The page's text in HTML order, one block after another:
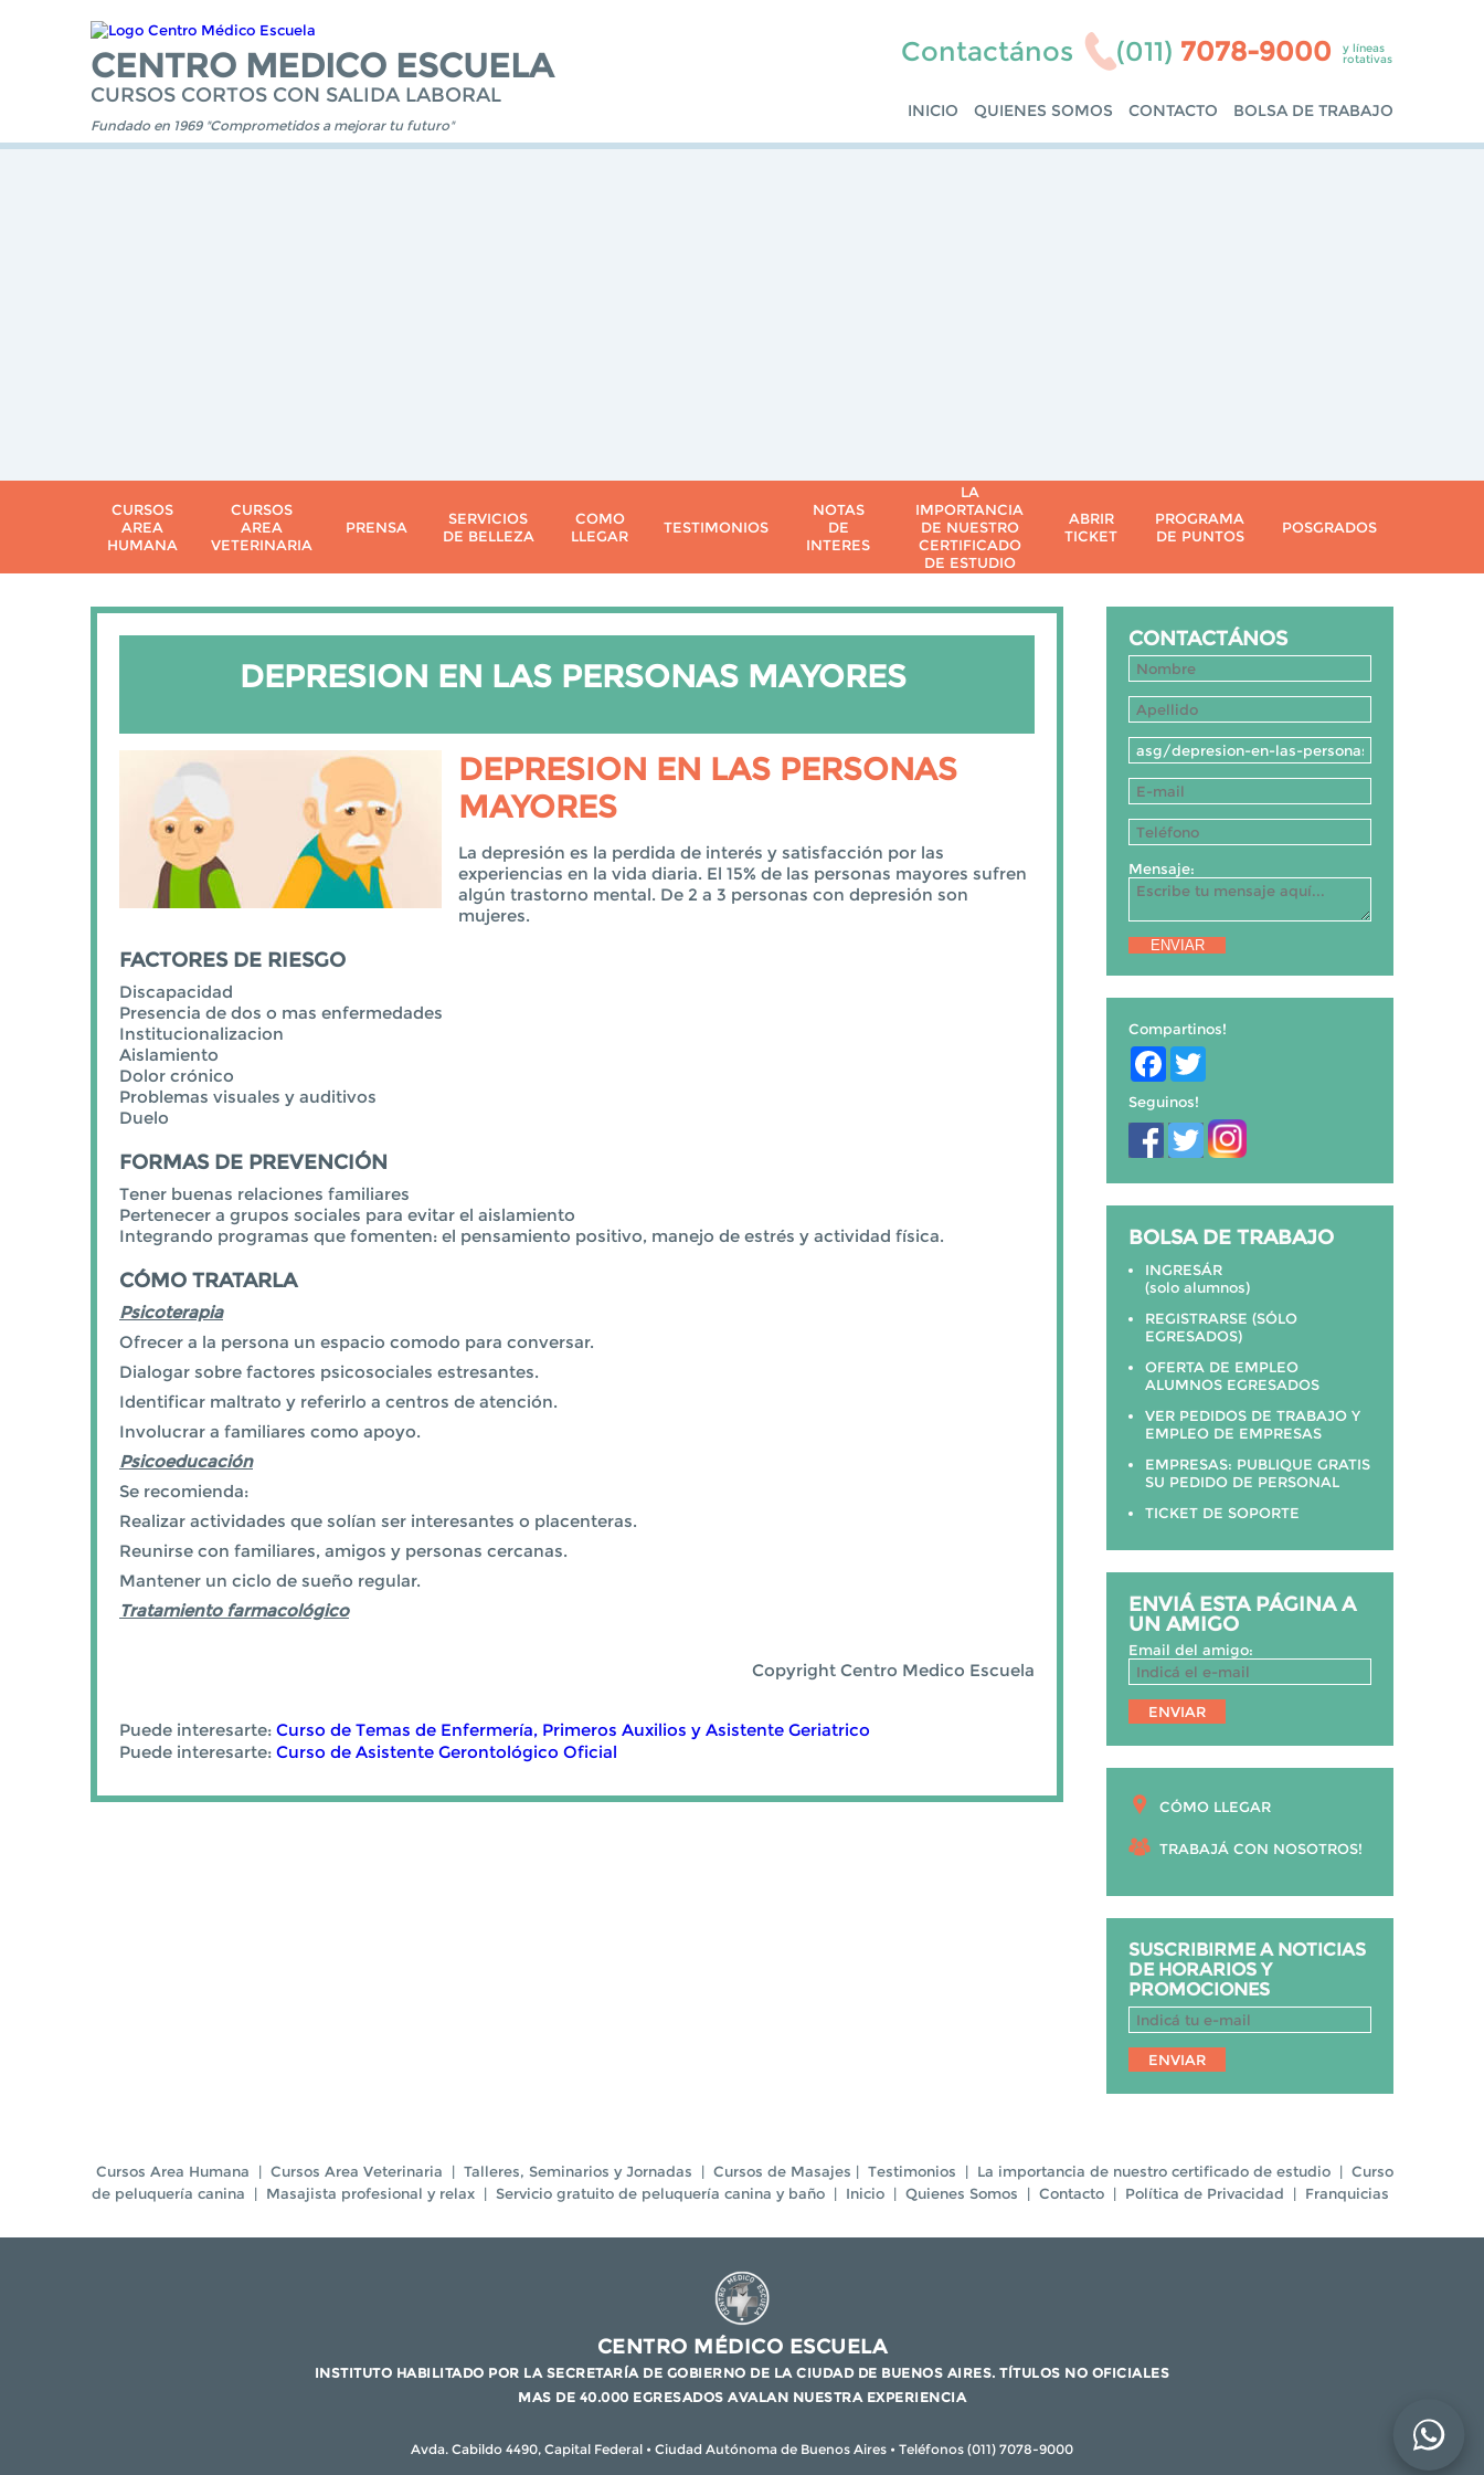
CENTRO MEDICO ESCUELA
CURSOS CORTOS CON SALIDA LABORAL
Fundado en 1969 "Comprometidos a mejorar tu futuro"
Contactános (011) 7078-9000 y líneas
rotativas
INICIO QUIENES SOMOS CONTACTO BOLSA DE TRABAJO
CURSOS
AREA
HUMANA
CURSOS
AREA
VETERINARIA
PRENSA
SERVICIOS
DE BELLEZA
COMO
LLEGAR
TESTIMONIOS
NOTAS
DE
INTERES
LA
IMPORTANCIA
DE NUESTRO
CERTIFICADO
DE ESTUDIO
ABRIR
TICKET
PROGRAMA
DE PUNTOS
POSGRADOS
DEPRESION EN LAS PERSONAS MAYORES
DEPRESION EN LAS PERSONAS
MAYORES
La depresión es la perdida de interés y satisfacción por las
experiencias en la vida diaria. El 15% de las personas mayores sufren
algún trastorno mental. De 2 a 3 personas con depresión son
mujeres.
FACTORES DE RIESGO
Discapacidad
Presencia de dos o mas enfermedades
Institucionalizacion
Aislamiento
Dolor crónico
Problemas visuales y auditivos
Duelo
FORMAS DE PREVENCIÓN
Tener buenas relaciones familiares
Pertenecer a grupos sociales para evitar el aislamiento
Integrando programas que fomenten: el pensamiento positivo, manejo de estrés y actividad física.
CÓMO TRATARLA
Psicoterapia
Ofrecer a la persona un espacio comodo para conversar.
Dialogar sobre factores psicosociales estresantes.
Identificar maltrato y referirlo a centros de atención.
Involucrar a familiares como apoyo.
Psicoeducación
Se recomienda:
Realizar actividades que solían ser interesantes o placenteras.
Reunirse con familiares, amigos y personas cercanas.
Mantener un ciclo de sueño regular.
Tratamiento farmacológico
Copyright Centro Medico Escuela
Puede interesarte: Curso de Temas de Enfermería, Primeros Auxilios y Asistente Geriatrico
Puede interesarte: Curso de Asistente Gerontológico Oficial
CONTACTÁNOS
Mensaje:
ENVIAR
Compartinos!
Facebook
Seguinos!
BOLSA DE TRABAJO
INGRESÁR
(solo alumnos)
REGISTRARSE (SÓLO
EGRESADOS)
OFERTA DE EMPLEO
ALUMNOS EGRESADOS
VER PEDIDOS DE TRABAJO Y
EMPLEO DE EMPRESAS
EMPRESAS: PUBLIQUE GRATIS
SU PEDIDO DE PERSONAL
TICKET DE SOPORTE
ENVIÁ ESTA PÁGINA A
UN AMIGO
Email del amigo:
CÓMO LLEGAR
TRABAJÁ CON NOSOTROS!
SUSCRIBIRME A NOTICIAS
DE HORARIOS Y
PROMOCIONES
Cursos Area Humana | Cursos Area Veterinaria | Talleres, Seminarios y Jornadas | Cursos de Masajes | Testimonios | La importancia de nuestro certificado de estudio | Curso
de peluquería canina
| Masajista profesional y relax | Servicio gratuito de peluquería canina y baño | Inicio | Quienes Somos | Contacto | Política de Privacidad | Franquicias
CENTRO MÉDICO ESCUELA
INSTITUTO HABILITADO POR LA SECRETARÍA DE GOBIERNO DE LA CIUDAD DE BUENOS AIRES. TÍTULOS NO OFICIALES
MAS DE 40.000 EGRESADOS AVALAN NUESTRA EXPERIENCIA
Avda. Cabildo 4490, Capital Federal • Ciudad Autónoma de Buenos Aires • Teléfonos (011) 7078-9000